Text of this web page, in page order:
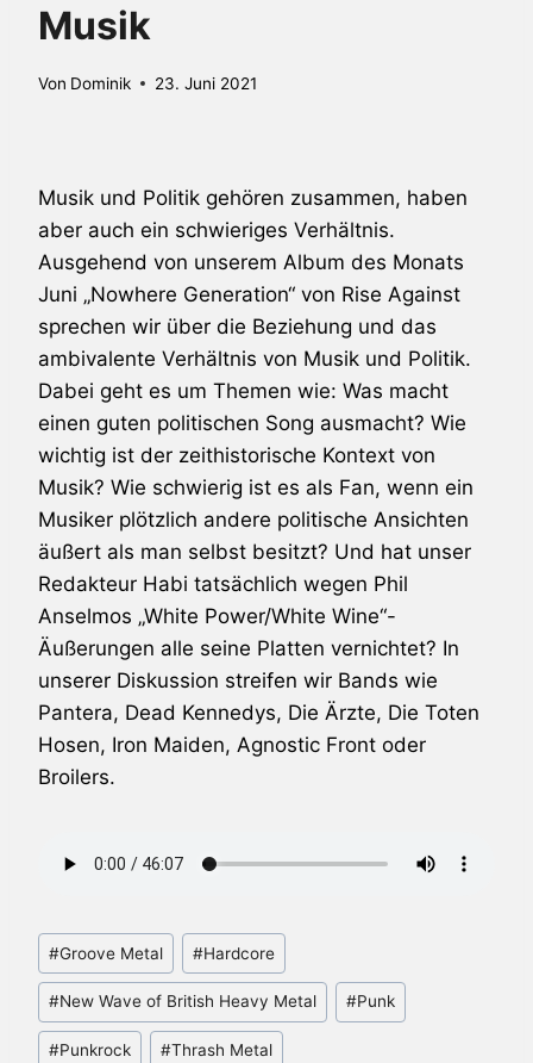
Musik
Von Dominik 23. Juni 2021
Musik und Politik gehören zusammen, haben
aber auch ein schwieriges Verhältnis.
Ausgehend von unserem Album des Monats
Juni „Nowhere Generation“ von Rise Against
sprechen wir über die Beziehung und das
ambivalente Verhältnis von Musik und Politik.
Dabei geht es um Themen wie: Was macht
einen guten politischen Song ausmacht? Wie
wichtig ist der zeithistorische Kontext von
Musik? Wie schwierig ist es als Fan, wenn ein
Musiker plötzlich andere politische Ansichten
äußert als man selbst besitzt? Und hat unser
Redakteur Habi tatsächlich wegen Phil
Anselmos „White Power/White Wine“-
Äußerungen alle seine Platten vernichtet? In
unserer Diskussion streifen wir Bands wie
Pantera, Dead Kennedys, Die Ärzte, Die Toten
Hosen, Iron Maiden, Agnostic Front oder
Broilers.
Schlagworte:
#Groove Metal #Hardcore
#New Wave of British Heavy Metal #Punk
#Punkrock #Thrash Metal